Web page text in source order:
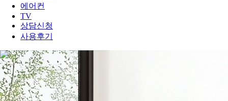
에어컨
TV
상담신청
사용후기